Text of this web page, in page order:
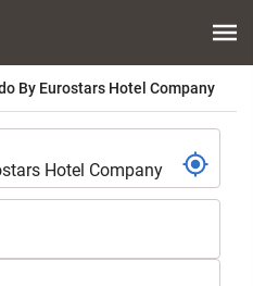
By Eurostars Hotel Company